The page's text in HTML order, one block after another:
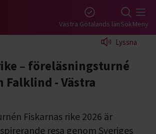
startsida Västra Götalands länSökMeny
Lyssna
– föreläsningsturné
Falklind - Västra
Fiskarnas rike 2026 är
resa genom Sveriges